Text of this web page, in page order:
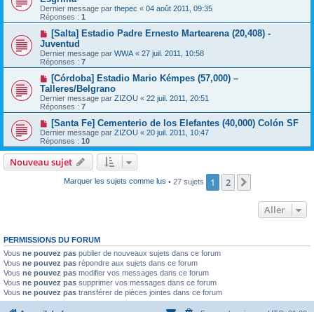
Dernier message par thepec « 04 août 2011, 09:35
Réponses : 1
[Salta] Estadio Padre Ernesto Martearena (20,408) -
Juventud
Dernier message par WWA « 27 juil. 2011, 10:58
Réponses : 7
[Córdoba] Estadio Mario Kémpes (57,000) –
Talleres/Belgrano
Dernier message par ZIZOU « 22 juil. 2011, 20:51
Réponses : 7
[Santa Fe] Cementerio de los Elefantes (40,000) Colón SF
Dernier message par ZIZOU « 20 juil. 2011, 10:47
Réponses : 10
Nouveau sujet
Marquer les sujets comme lus • 27 sujets 1 2
Aller
PERMISSIONS DU FORUM
Vous ne pouvez pas publier de nouveaux sujets dans ce forum
Vous ne pouvez pas répondre aux sujets dans ce forum
Vous ne pouvez pas modifier vos messages dans ce forum
Vous ne pouvez pas supprimer vos messages dans ce forum
Vous ne pouvez pas transférer de pièces jointes dans ce forum